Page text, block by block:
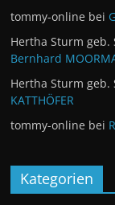
tommy-online bei
Hertha Sturm geb.
Bernhard
Hertha Sturm geb.
KATTHÖFER
tommy-online bei
Kategorien